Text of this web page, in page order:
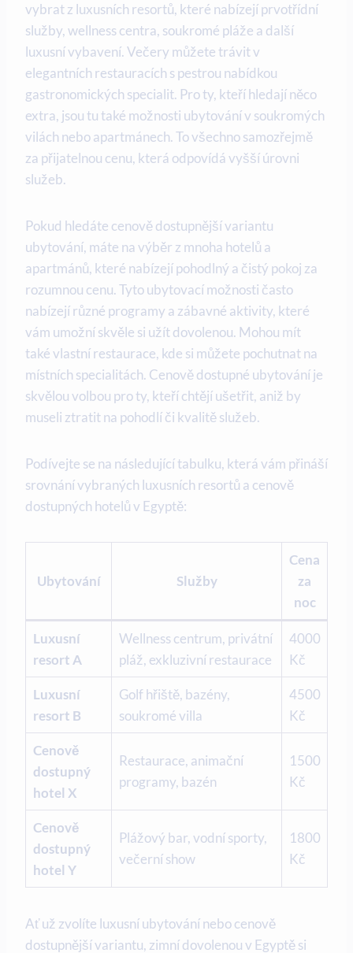
vybrat z luxusních resortů, které nabízejí prvotřídní
služby, wellness centra, soukromé pláže a další
luxusní vybavení. Večery můžete trávit v
elegantních restauracích s pestrou nabídkou
gastronomických specialit. Pro ty, kteří hledají něco
extra, jsou tu také možnosti ubytování v soukromých
vilách nebo apartmánech. To všechno samozřejmě
za přijatelnou cenu, která odpovídá vyšší úrovni
služeb.
Pokud hledáte cenově dostupnější variantu
ubytování, máte na výběr z mnoha hotelů a
apartmánů, které nabízejí pohodlný a čistý pokoj za
rozumnou cenu. Tyto ubytovací možnosti často
nabízejí různé programy a zábavné aktivity, které
vám umožní skvěle si užít dovolenou. Mohou mít
také vlastní restaurace, kde si můžete pochutnat na
místních specialitách. Cenově dostupné ubytování je
skvělou volbou pro ty, kteří chtějí ušetřit, aniž by
museli ztratit na pohodlí či kvalitě služeb.
Podívejte se na následující tabulku, která vám přináší
srovnání vybraných luxusních resortů a cenově
dostupných hotelů v Egyptě:
Ubytování Služby
Cena
za
noc
Luxusní
resort A
Wellness centrum, privátní
pláž, exkluzivní restaurace
4000
Kč
Luxusní
resort B
Golf hřiště, bazény,
soukromé villa
4500
Kč
Cenově
dostupný
hotel X
Restaurace, animační
programy, bazén
1500
Kč
Cenově
dostupný
hotel Y
Plážový bar, vodní sporty,
večerní show
1800
Kč
Ať už zvolíte luxusní ubytování nebo cenově
dostupnější variantu, zimní dovolenou v Egyptě si